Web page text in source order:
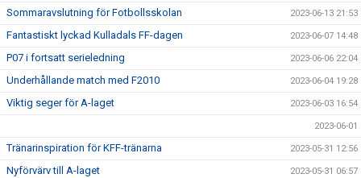
Sommaravslutning för Fotbollsskolan 2023-06-13 21:53
Fantastiskt lyckad Kulladals FF-dagen 2023-06-07 14:48
P07 i fortsatt serieledning 2023-06-06 22:04
Underhållande match med F2010 2023-06-04 19:28
Viktig seger för A-laget 2023-06-03 16:54
2023-06-01
Tränarinspiration för KFF-tränarna 2023-05-31 12:56
Nyförvärv till A-laget 2023-05-31 06:57